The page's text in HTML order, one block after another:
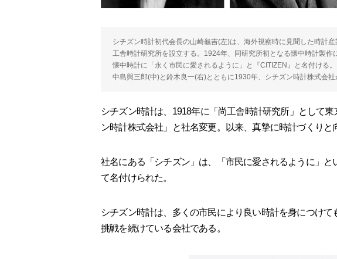
シチズン時計初代会長の山崎龜吉(左)は、海外視察時に見聞した時計
工舎時計研究所を設立する。1924年、同研究所初となる懐中時計製
懐中時計に「永く市民に愛されるように」と『CITIZEN』と名付ける
中島與三郎(中)と鈴木良一(右)とともに1930年、シチズン時計株式会社
シチズン時計は、1918年に「尚工舎時計研究所」として
ン時計株式会社」と社名変更。以来、真摯に時計づくりと
社名にある「シチズン」は、「市民に愛されるように」
て名付けられた。
シチズン時計は、多くの市民により良い時計を身につけ
挑戦を続けている会社である。